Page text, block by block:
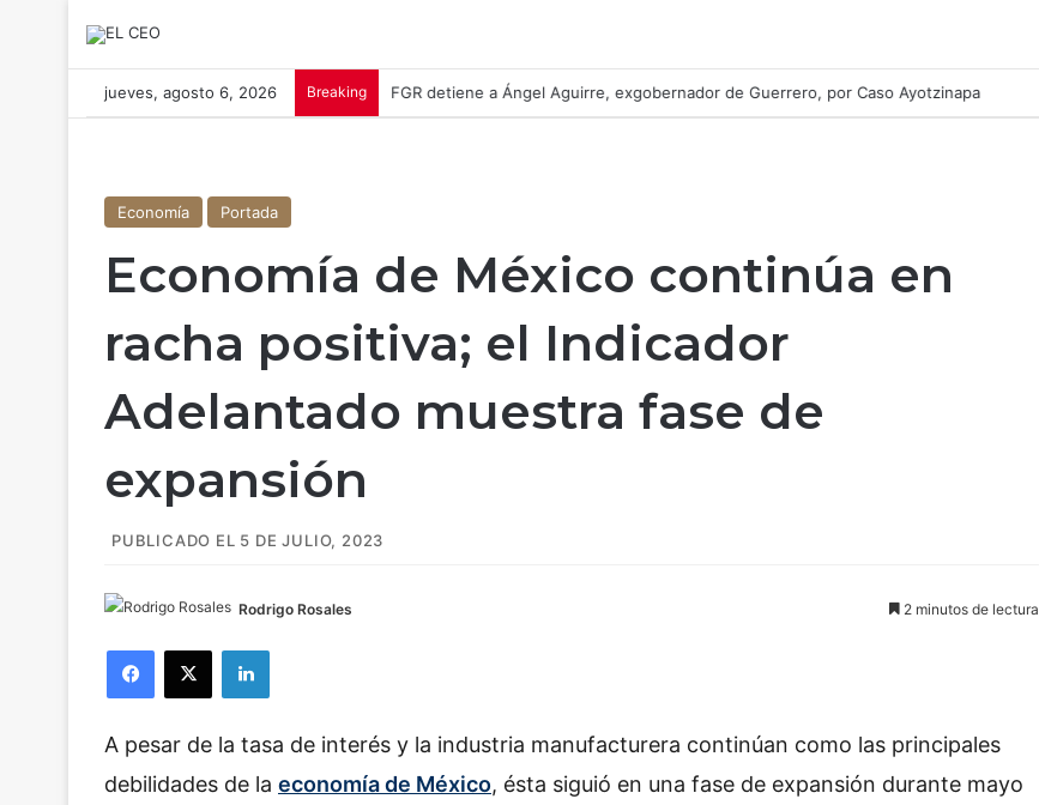
jueves, agosto 6, 2026 Breaking FGR detiene a Ángel Aguirre, exgobernador de Guerrero, por Caso Ayotzinapa
Economía Portada
Economía de México continúa en
racha positiva; el Indicador
Adelantado muestra fase de
expansión
PUBLICADO EL 5 DE JULIO, 2023
Rodrigo Rosales 2 minutos de lectura
A pesar de la tasa de interés y la industria manufacturera continúan como las principales
debilidades de la economía de México, ésta siguió en una fase de expansión durante mayo